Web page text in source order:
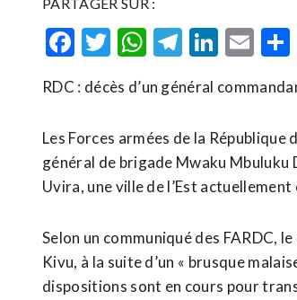
Facebook
Twitter
WhatsApp
Telegram
RDC : décès d’un général
Les Forces armées de la
général de brigade Mwaku Mbuluku
Uvira, une ville de l’Est
Selon un communiqué des FARDC,
Kivu, à la suite d’un « brusque
dispositions sont en cours pour